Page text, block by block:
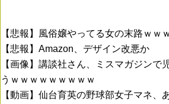
【悲報】風俗嬢やってる女の末路ｗｗ
【悲報】Amazon、デザイン改悪か
【画像】講談社さん、ミスマガジンで
うｗｗｗｗｗｗｗｗｗ
【動画】仙台育英の野球部女子マネ、